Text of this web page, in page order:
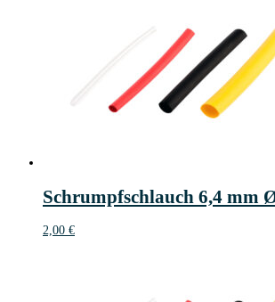
Schrumpfschlauch 6,4 mm
2,00 €